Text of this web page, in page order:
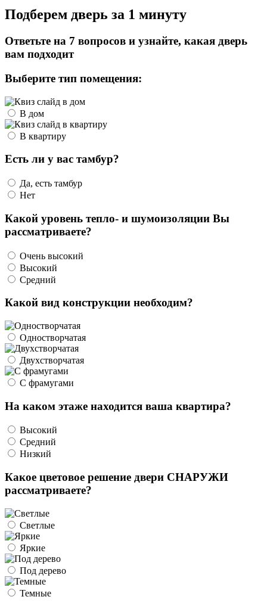
Подберем дверь за 1 минуту
Ответьте на 7 вопросов и узнайте, какая дверь
вам подходит
Выберите тип помещения:
В дом
В квартиру
Есть ли у вас тамбур?
Да, есть тамбур
Нет
Какой уровень тепло- и шумоизоляции Вы
рассматриваете?
Очень высокий
Высокий
Средний
Какой вид конструкции необходим?
Одностворчатая
Двухстворчатая
С фрамугами
На каком этаже находится ваша квартира?
Высокий
Средний
Низкий
Какое цветовое решение двери СНАРУЖИ
рассматриваете?
Светлые
Яркие
Под дерево
Темные